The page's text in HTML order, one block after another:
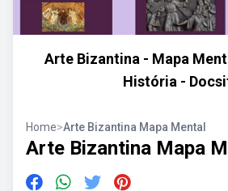
Arte Bizantina - Mapa
História -
Home>Arte Bizantina Mapa Mental
Arte Bizantina Mapa